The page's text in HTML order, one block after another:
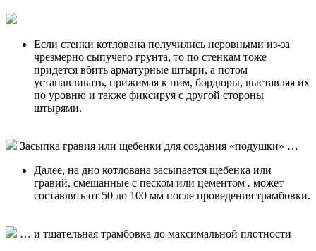
Если стенки котлована получились неровными из-за
чрезмерно сыпучего грунта, то по стенкам тоже
придется вбить арматурные штыри, а потом
устанавливать, прижимая к ним, бордюры, выставляя их
по уровню и также фиксируя с другой стороны
штырями.
Засыпка гравия или щебенки для создания «подушки» …
Далее, на дно котлована засыпается щебенка или
гравий, смешанные с песком или цементом . может
составлять от 50 до 100 мм после проведения трамбовки.
… и тщательная трамбовка до максимальной плотности